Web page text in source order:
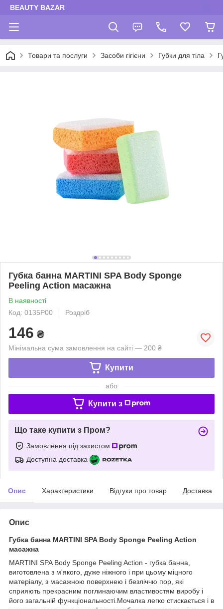
BEAUTY BAZAR
Товари та послуги Засоби гігієни Губки для тіла
Губка банна MARTINI SPA Body Sponge
Peeling Action масажна
В наявності
Код: 0135P00
Роздріб
146 ₴
Мінімальна сума замовлення на сайті — 200 ₴
Купити
або
Купити з
Що таке купити з Пром?
Замовлення під захистом
Доступна доставка
Опис Характеристики Відгуки про товар Доставка
Опис
Губка банна MARTINI SPA Body Sponge Peeling Action
масажна
MARTINI SPA Body Sponge Peeling Action - губка банна,
виготовлена з м'якого, дуже ніжного і при цьому міцного
матеріалу, з масажною поверхнею і безліччю пор, які
сприяють прекрасним поглинаючим властивостям виробу і
його загальній функціональності.Мочалка легко стискається і в